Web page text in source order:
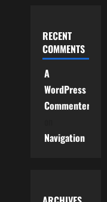
RECENT
COMMENTS
A
WordPress
Commenter
Navigation